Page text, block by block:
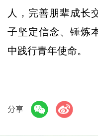
人，完善朋辈成长
子坚定信念、锤炼
中践行青年使命。
分享